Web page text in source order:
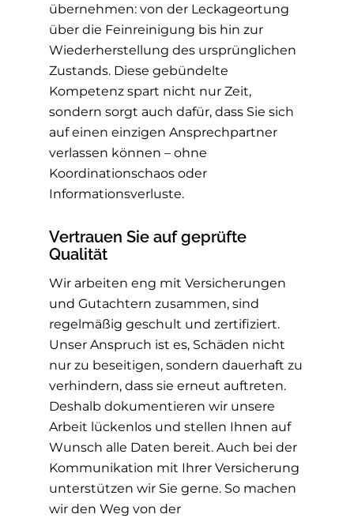
übernehmen: von der Leckageortung
über die Feinreinigung bis hin zur
Wiederherstellung des ursprünglichen
Zustands. Diese gebündelte
Kompetenz spart nicht nur Zeit,
sondern sorgt auch dafür, dass Sie sich
auf einen einzigen Ansprechpartner
verlassen können – ohne
Koordinationschaos oder
Informationsverluste.
Vertrauen Sie auf geprüfte
Qualität
Wir arbeiten eng mit Versicherungen
und Gutachtern zusammen, sind
regelmäßig geschult und zertifiziert.
Unser Anspruch ist es, Schäden nicht
nur zu beseitigen, sondern dauerhaft zu
verhindern, dass sie erneut auftreten.
Deshalb dokumentieren wir unsere
Arbeit lückenlos und stellen Ihnen auf
Wunsch alle Daten bereit. Auch bei der
Kommunikation mit Ihrer Versicherung
unterstützen wir Sie gerne. So machen
wir den Weg von der